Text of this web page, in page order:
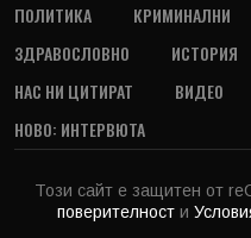
ПОЛИТИКА
КРИМИНАЛНИ
ЗДРАВОСЛОВНО
ИСТОРИЯ
НАС НИ ЦИТИРАТ
ВИДЕО
НОВО: ИНТЕРВЮТА
Този сайт е защитен от
поверителност и